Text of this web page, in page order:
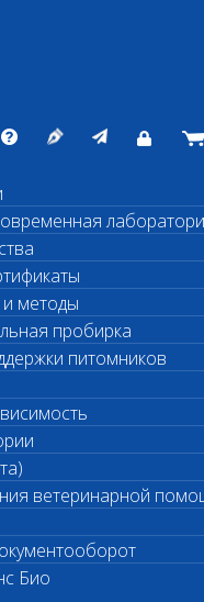
лаборатория
методы
пробирка
питомников
ветеринарной
Био